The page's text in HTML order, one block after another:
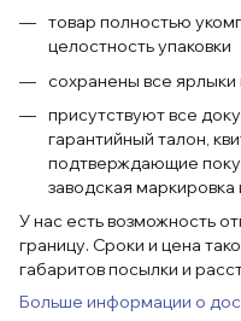
товар полностью
целостность упаковки
сохранены все ярлыки
присутствуют все
гарантийный талон,
подтверждающие
заводская маркировка
У нас есть возможность
границу. Сроки и цена
габаритов посылки и
Больше информации о